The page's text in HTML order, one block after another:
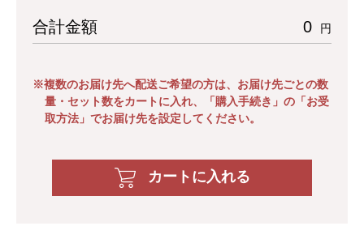
合計金額 0 円
※複数のお届け先へ配送ご希望の方は、お届け先ごとの数
量・セット数をカートに入れ、「購入手続き」の「お受
取方法」でお届け先を設定してください。
カートに入れる